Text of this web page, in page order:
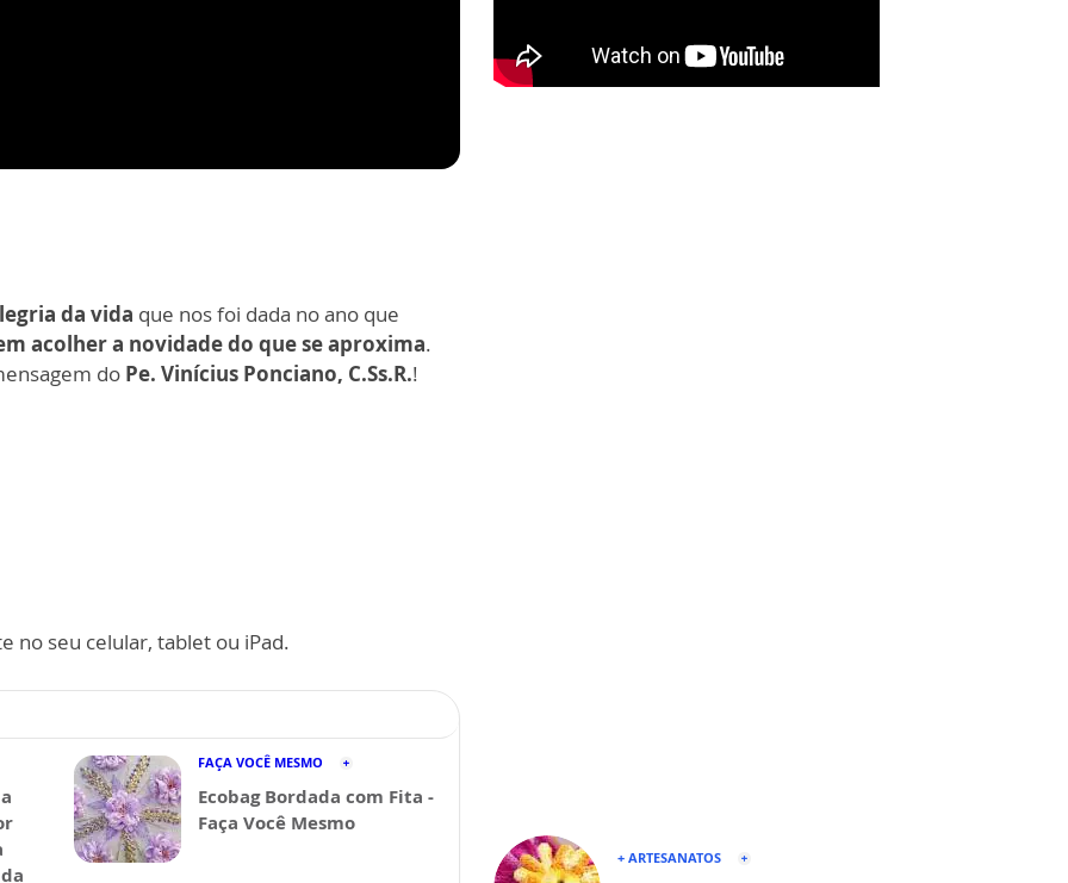
da vida que nos foi dada no ano que
acolher a novidade do que se aproxima.
do Pe. Vinícius Ponciano, C.Ss.R.!
no seu celular, tablet ou iPad.
FAÇA VOCÊ MESMO
Ecobag Bordada com Fita -
Faça Você Mesmo
+ ARTESANATOS